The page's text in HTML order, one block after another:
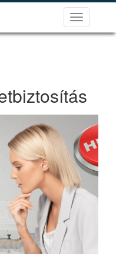
Toggle
navigation